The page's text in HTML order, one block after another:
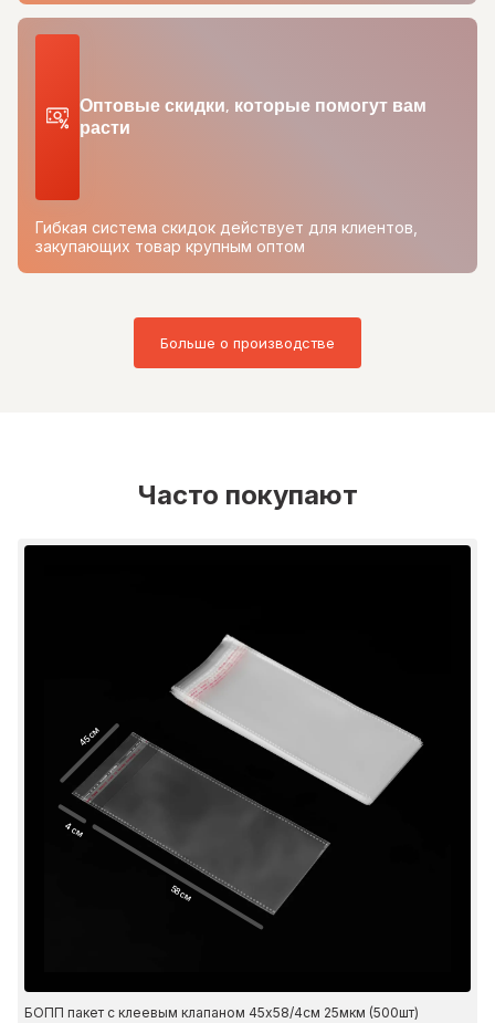
Оптовые скидки, которые помогут вам
расти
Гибкая система скидок действует для клиентов,
закупающих товар крупным оптом
Больше о производстве
Часто покупают
45 см
4 см
58 см
БОПП пакет с клеевым клапаном 45х58/4см 25мкм (500шт)